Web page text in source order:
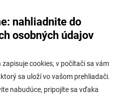
nahliadnite do
osobných údajov
cookies, v počítači sa vám
sa uloží vo vašom prehliadači.
nabudúce, pripojíte sa vďaka
úradu